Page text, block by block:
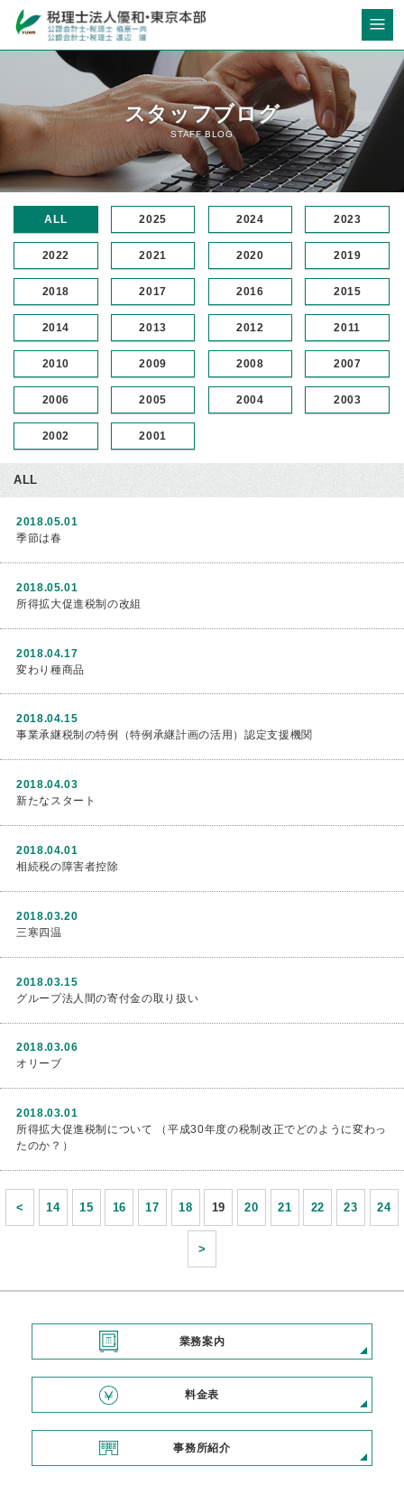
スタッフブログ
STAFF BLOG
ALL 2025 2024 2023
2022 2021 2020 2019
2018 2017 2016 2015
2014 2013 2012 2011
2010 2009 2008 2007
2006 2005 2004 2003
2002 2001
ALL
2018.05.01
季節は春
2018.05.01
所得拡大促進税制の改組
2018.04.17
変わり種商品
2018.04.15
事業承継税制の特例（特例承継計画の活用）認定支援機関
2018.04.03
新たなスタート
2018.04.01
相続税の障害者控除
2018.03.20
三寒四温
2018.03.15
グループ法人間の寄付金の取り扱い
2018.03.06
オリーブ
2018.03.01
所得拡大促進税制について （平成30年度の税制改正でどのように変わっ
たのか？）
< 14 15 16 17 18 19 20 21 22 23 24
>
業務案内
料金表
事務所紹介